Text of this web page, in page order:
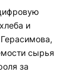
и
сырья
за